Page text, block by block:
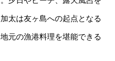
太は友ヶ島への起点となる
元の漁港料理を堪能できる